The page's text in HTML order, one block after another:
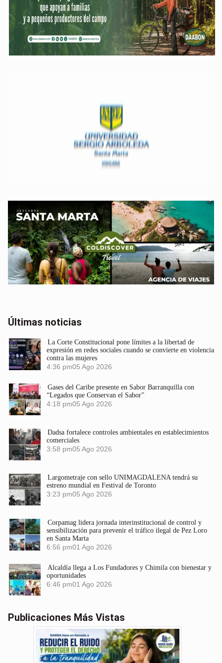
Últimas noticias
La Corte Constitucional pone límites a la libertad de
expresión en redes sociales cuando se convierte en violencia
contra las mujeres
4:36 pm05 Ago 2026
Gases del Caribe presente en Sabor Barranquilla con
“Legados que Conservan el Sabor”
4:18 pm05 Ago 2026
Dadsa fortalece controles ambientales en establecimientos
comerciales
3:58 pm05 Ago 2026
Largometraje con sello UNIMAGDALENA tendrá su
estreno mundial en Festival de Toronto
3:23 pm05 Ago 2026
Corpamag lidera jornada interinstitucional de control y
sensibilización para prevenir el tráfico ilegal de Pez Loro
en Santa Marta
6:56 pm01 Ago 2026
Alcaldía llega a Los Fundadores y Chimila con bienestar y
oportunidades
6:46 pm01 Ago 2026
Publicaciones Más Vistas